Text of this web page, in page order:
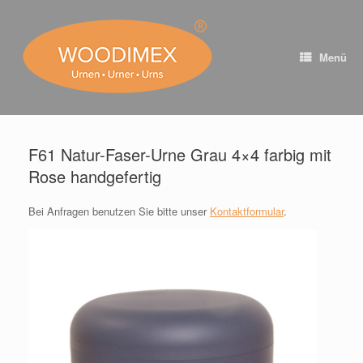
springen
Menü
F61 Natur-Faser-Urne Grau 4×4 farbig mit
Rose handgefertig
Bei Anfragen benutzen Sie bitte unser Kontaktformular.